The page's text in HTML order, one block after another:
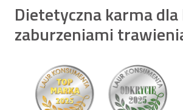
Dietetyczna karma
zaburzeniami